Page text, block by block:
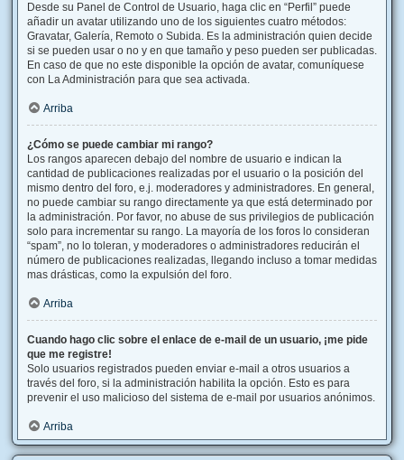
Desde su Panel de Control de Usuario, haga clic en “Perfil” puede
añadir un avatar utilizando uno de los siguientes cuatro métodos:
Gravatar, Galería, Remoto o Subida. Es la administración quien decide
si se pueden usar o no y en que tamaño y peso pueden ser publicadas.
En caso de que no este disponible la opción de avatar, comuníquese
con La Administración para que sea activada.
Arriba
¿Cómo se puede cambiar mi rango?
Los rangos aparecen debajo del nombre de usuario e indican la
cantidad de publicaciones realizadas por el usuario o la posición del
mismo dentro del foro, e.j. moderadores y administradores. En general,
no puede cambiar su rango directamente ya que está determinado por
la administración. Por favor, no abuse de sus privilegios de publicación
solo para incrementar su rango. La mayoría de los foros lo consideran
“spam”, no lo toleran, y moderadores o administradores reducirán el
número de publicaciones realizadas, llegando incluso a tomar medidas
mas drásticas, como la expulsión del foro.
Arriba
Cuando hago clic sobre el enlace de e-mail de un usuario, ¡me pide
que me registre!
Solo usuarios registrados pueden enviar e-mail a otros usuarios a
través del foro, si la administración habilita la opción. Esto es para
prevenir el uso malicioso del sistema de e-mail por usuarios anónimos.
Arriba